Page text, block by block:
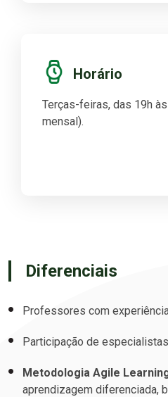
Horário
Terças-feiras, das 19h
mensal).
Diferenciais
Professores com
Participação de
Metodologia Agile
aprendizagem diferenciada,